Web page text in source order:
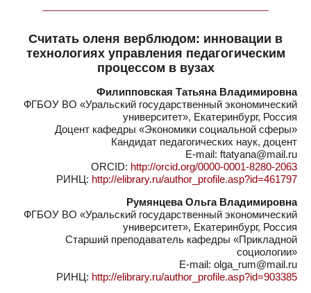
Считать оленя верблюдом: инновации в
технологиях управления педагогическим
процессом в вузах
Филипповская Татьяна Владимировна
ФГБОУ ВО «Уральский государственный экономический
университет», Екатеринбург, Россия
Доцент кафедры «Экономики социальной сферы»
Кандидат педагогических наук, доцент
E-mail: ftatyana@mail.ru
ORCID: http://orcid.org/0000-0001-8280-2063
РИНЦ: http://elibrary.ru/author_profile.asp?id=461797
Румянцева Ольга Владимировна
ФГБОУ ВО «Уральский государственный экономический
университет», Екатеринбург, Россия
Старший преподаватель кафедры «Прикладной
социологии»
E-mail: olga_rum@mail.ru
РИНЦ: http://elibrary.ru/author_profile.asp?id=903385